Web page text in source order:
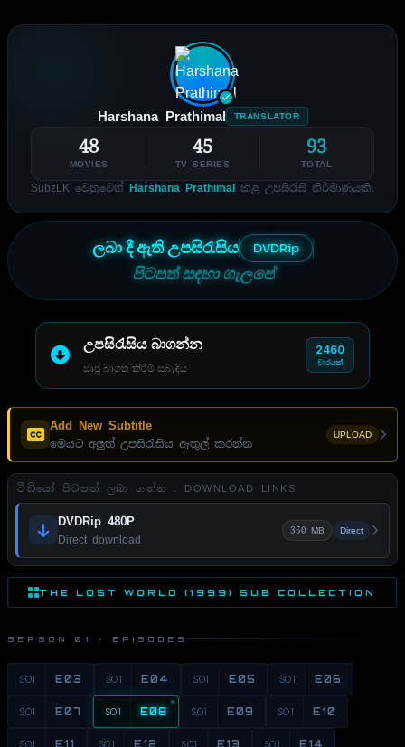
Harshana Prathimal TRANSLATOR
48
MOVIES
45
TV SERIES
93
TOTAL
SubzLK වෙනුවෙන් Harshana Prathimal කළ උපසිරැසි නිර්මාණයකි.
ලබා දී ඇති උපසිරැසිය DVDRip
පිටපත් සඳහා ගැලපේ
උපසිරැසිය බාගන්න
සෘජු බාගත කිරීම් සබැඳිය
2460
වාරයක්
Add New Subtitle
මෙයට අලුත් උපසිරැසිය ඇතුල් කරන්න
UPLOAD
වීඩියෝ පිටපත් ලබා ගන්න . DOWNLOAD LINKS
DVDRip 480P
Direct download
350 MB Direct
THE LOST WORLD (1999) SUB COLLECTION
SEASON 01 · EPISODES
S01 E03 S01 E04 S01 E05 S01 E06
S01 E07 S01 E08 S01 E09 S01 E10
S01 E11 S01 E12 S01 E13 S01 E14